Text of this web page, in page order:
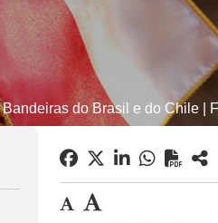
Bandeiras do Brasil e do Chile |